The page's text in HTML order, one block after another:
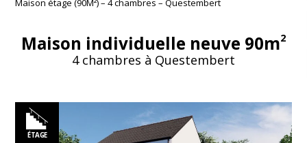
Maison individuelle neuve 90m2
4 chambres à Questembert
ÉTAGE